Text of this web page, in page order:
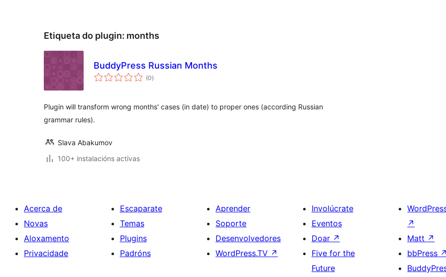
Etiqueta do plugin: months
BuddyPress Russian Months
(0valoracións
totais
)
Plugin will transform wrong months' cases (in date) to proper ones (according Russian
grammar rules).
Slava Abakumov
100+ instalacións activas
Acerca de
Novas
Aloxamento
Privacidade
Escaparate
Temas
Plugins
Padróns
Aprender
Soporte
Desenvolvedores
WordPress.TV ↗
Involúcrate
Eventos
Doar ↗
Five for the
Future
↗
Matt ↗
bbPress ↗